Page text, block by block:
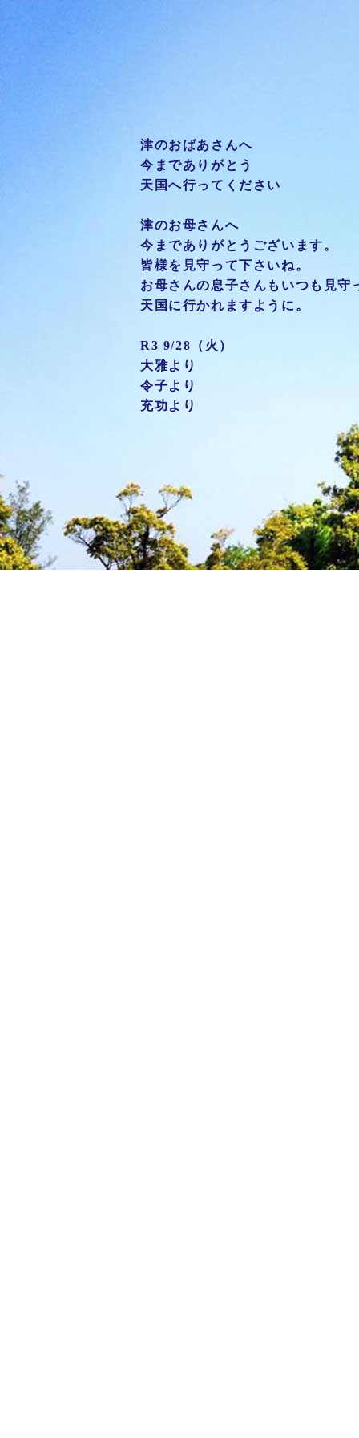
津のおばあさんへ
今までありがとう
天国へ行ってください
津のお母さんへ
今までありがとうございます。
皆様を見守って下さいね。
お母さんの息子さんもいつも見守
天国に行かれますように。
R3 9/28（火）
大雅より
令子より
充功より